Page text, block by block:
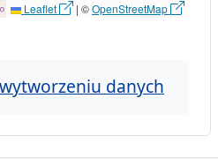
Leaflet | ©OpenStreetMap
danych